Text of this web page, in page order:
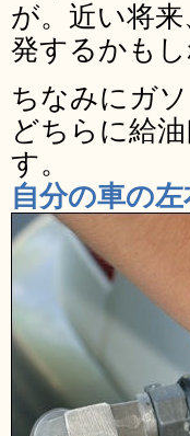
が。近い将
発するかもし
ちなみにガ
どちらに給
す。
自分の車の